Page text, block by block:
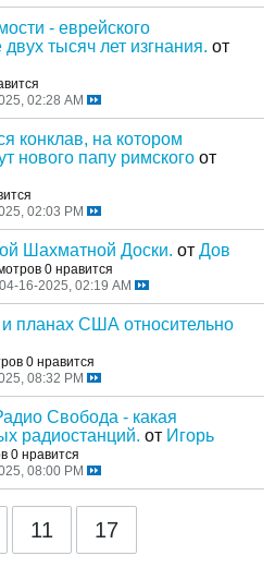
- еврейского
двух тысяч лет изгнания. от
02:28 AM
конклав, на котором
нового папу римского от
02:03 PM
Шахматной Доски. от Дов
0 нравится
04-16-2025, 02:19 AM
планах США относительно
0 нравится
08:32 PM
Свобода - какая
радиостанций. от Игорь
0 нравится
08:00 PM
11 17